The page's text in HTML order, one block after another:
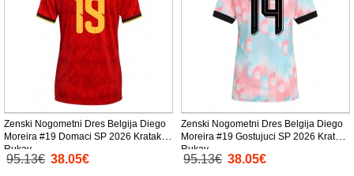
Zenski Nogometni Dres Belgija Diego
Moreira #19 Domaci SP 2026 Kratak
Rukav
95.13€ 38.05€
Zenski Nogometni Dres Belgija Diego
Moreira #19 Gostujuci SP 2026 Kratak
Rukav
95.13€ 38.05€